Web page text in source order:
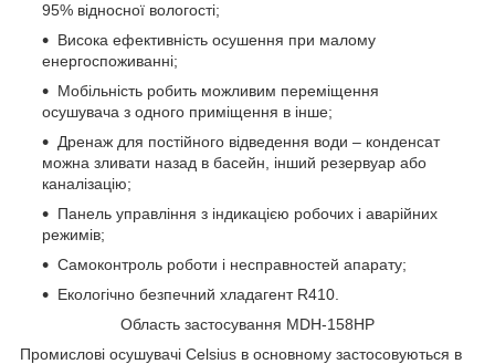
95% відносної вологості;
Висока ефективність осушення при малому
енергоспоживанні;
Мобільність робить можливим переміщення
осушувача з одного приміщення в інше;
Дренаж для постійного відведення води – конденсат
можна зливати назад в басейн, інший резервуар або
каналізацію;
Панель управління з індикацією робочих і аварійних
режимів;
Самоконтроль роботи і несправностей апарату;
Екологічно безпечний хладагент R410.
Область застосування MDH-158HP
Промислові осушувачі Celsius в основному застосовуються в